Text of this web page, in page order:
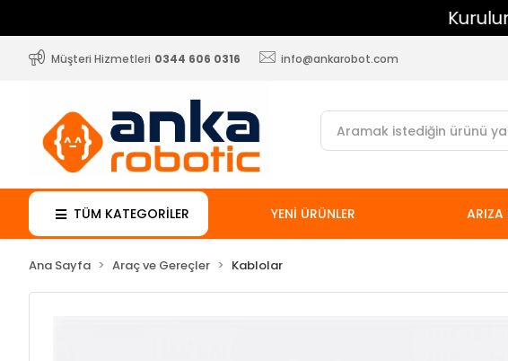
Kurulum
Müşteri Hizmetleri 0344 606 0316 info@ankarobot.com
TÜM KATEGORİLER YENİ ÜRÜNLER ARIZA
Ana Sayfa Araç ve Gereçler Kablolar